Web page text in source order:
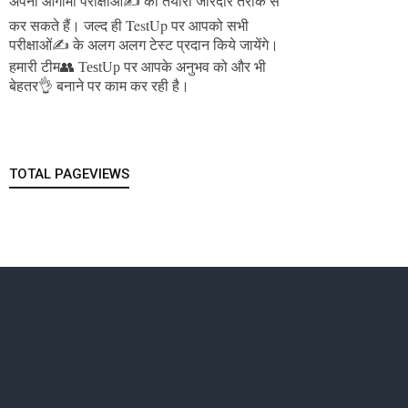
कर सकते हैं।जल्द ही TestUp पर आपको सभी
परीक्षाओं✍️ के अलग अलग टेस्ट प्रदान किये जायेंगे।
हमारी टीम👥 TestUp पर आपके अनुभव को और भी
बेहतर👌 बनाने पर काम कर रही है।
TOTAL PAGEVIEWS